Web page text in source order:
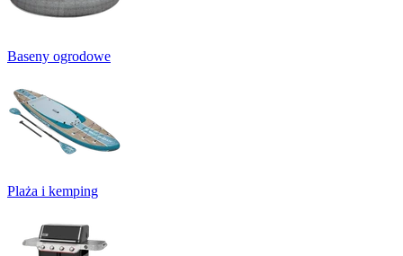
Baseny ogrodowe
Plaża i kemping